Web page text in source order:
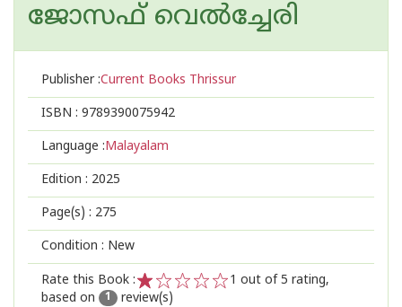
ജോസഫ് വെൽച്ചേരി
Publisher :Current Books Thrissur
ISBN : 9789390075942
Language :Malayalam
Edition : 2025
Page(s) : 275
Condition : New
Rate this Book :
2
1
1 out of 5 rating,
based on
1 review(s)